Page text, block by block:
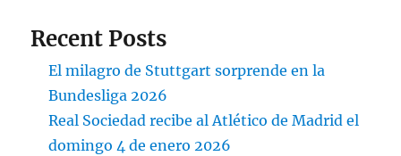
Recent Posts
El milagro de Stuttgart sorprende en la
Bundesliga 2026
Real Sociedad recibe al Atlético de Madrid el
domingo 4 de enero 2026